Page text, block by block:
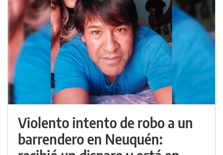
Violento intento de robo a un
barrendero en Neuquén: